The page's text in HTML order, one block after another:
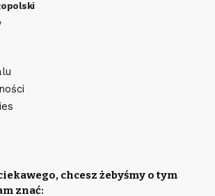
chcesz żebyśmy o tym
znać: